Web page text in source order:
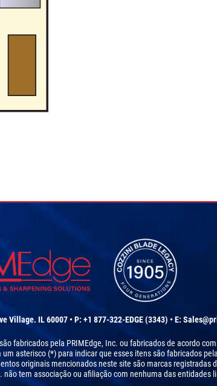
Village. IL 60007 • P: +1 877-322-EDGE (3343) • E:
fabricados pela PRIMEdge, Inc. ou fabricados de acordo
asterisco (*) para indicar que esses itens são fabricados
originais mencionados neste site são marcas registradas
não tem associação ou afiliação com nenhuma das entidades